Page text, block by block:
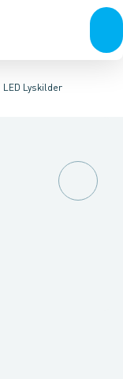
Tilbehør til
LED Lyskilder